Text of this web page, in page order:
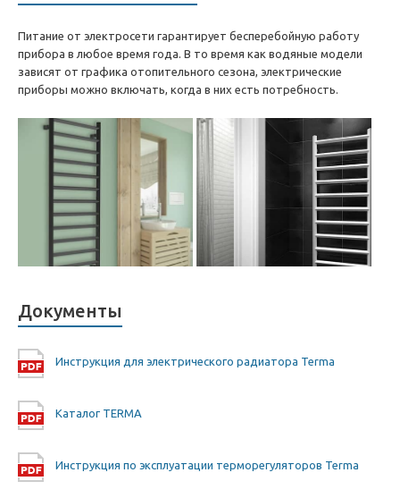
Питание от электросети гарантирует бесперебойную работу
прибора в любое время года. В то время как водяные модели
зависят от графика отопительного сезона, электрические
приборы можно включать, когда в них есть потребность.
Документы
Инструкция для электрического радиатора Terma
Каталог TERMA
Инструкция по эксплуатации терморегуляторов Terma